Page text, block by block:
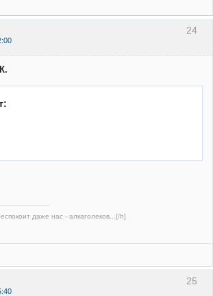
24
даже нас - алкаголеков...[/h]
25